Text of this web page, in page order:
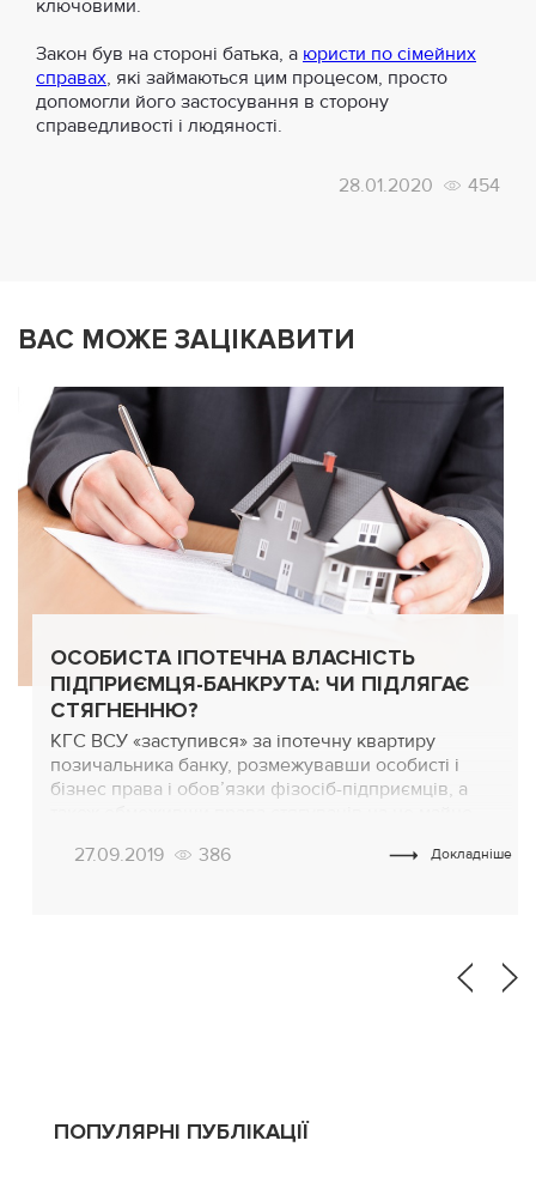
ключовими.
Закон був на стороні батька, а юристи по сімейних
справах, які займаються цим процесом, просто
допомогли його застосування в сторону
справедливості і людяності.
28.01.2020 454
ВАС МОЖЕ ЗАЦІКАВИТИ
ОСОБИСТА ІПОТЕЧНА ВЛАСНІСТЬ
ПІДПРИЄМЦЯ-БАНКРУТА: ЧИ ПІДЛЯГАЄ
СТЯГНЕННЮ?
КГС ВСУ «заступився» за іпотечну квартиру
позичальника банку, розмежувавши особисті і
бізнес права і обов’язки фізосіб-підприємців, а
оприлюдненими 04.06.19, ВСУ встановив-
27.09.2019 386 Докладніше
ПОПУЛЯРНІ ПУБЛІКАЦІЇ